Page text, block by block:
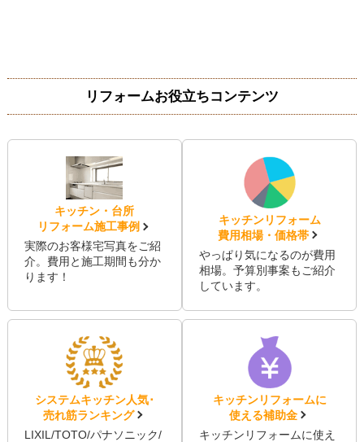
リフォームお役立ちコンテンツ
キッチン・台所
リフォーム施工事例
実際のお客様宅写真をご紹
介。費用と施工期間も分か
ります！
キッチンリフォーム
費用相場・価格帯
やっぱり気になるのが費用
相場。予算別事案もご紹介
しています。
システムキッチン人気･
売れ筋ランキング
LIXIL/TOTO/パナソニック/
キッチンリフォームに
使える補助金
キッチンリフォームに使え